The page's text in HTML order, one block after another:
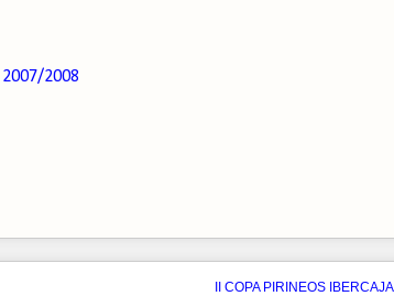
2008
II COPA PIRINEOS